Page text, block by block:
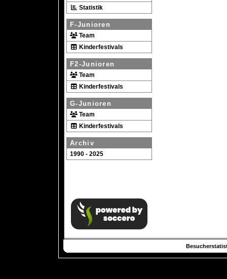
Statistik
F-Junioren
Team
Kinderfestivals
F2-Junioren
Team
Kinderfestivals
G-Junioren
Team
Kinderfestivals
Archiv
1990 - 2025